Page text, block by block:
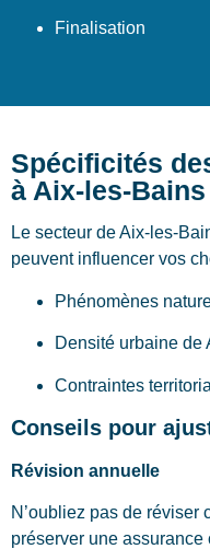
Finalisation
Spécificités
à Aix-les-Bains
Le secteur de Aix-les-
peuvent influencer vos
Phénomènes
Densité urbaine de
Contraintes
Conseils pour
Révision annuelle
N’oubliez pas de réviser
préserver une assurance